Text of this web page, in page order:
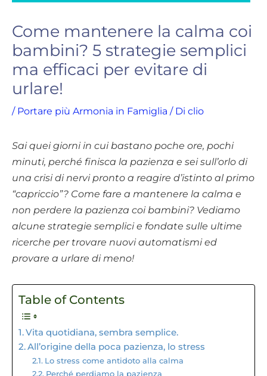
Come mantenere la calma coi
bambini? 5 strategie semplici
ma efficaci per evitare di
urlare!
/ Portare più Armonia in Famiglia / Di clio
Sai quei giorni in cui bastano poche ore, pochi
minuti, perché finisca la pazienza e sei sull’orlo di
una crisi di nervi pronto a reagire d’istinto al primo
“capriccio”? Come fare a mantenere la calma e
non perdere la pazienza coi bambini? Vediamo
alcune strategie semplici e fondate sulle ultime
ricerche per trovare nuovi automatismi ed
provare a urlare di meno!
Table of Contents
Vita quotidiana, sembra semplice.
All’origine della poca pazienza, lo stress
Lo stress come antidoto alla calma
Perché perdiamo la pazienza